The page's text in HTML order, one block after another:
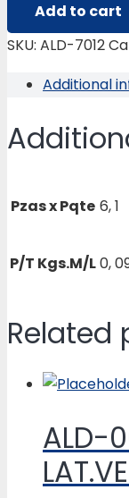
de
MM.
Add to cart
SKU: ALD-7012
Additional
Pzas x Pqte 6, 1
P/T Kgs.M/L0,
Related
ALD-